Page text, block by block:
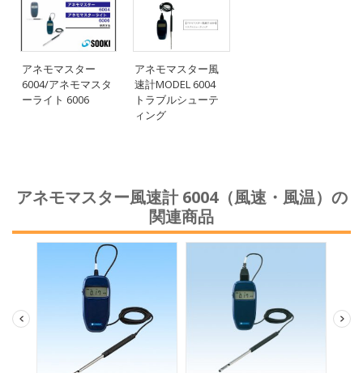
アネモマスター
6004/アネモマスタ
ーライト 6006
アネモマスター風
速計MODEL 6004
トラブルシューテ
ィング
アネモマスター風速計 6004（風速・風温）の
関連商品